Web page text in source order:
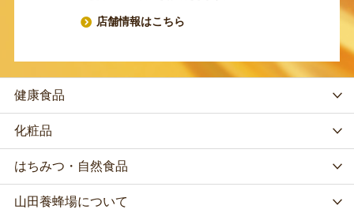
店舗情報はこちら
健康食品
化粧品
はちみつ・自然食品
山田養蜂場について